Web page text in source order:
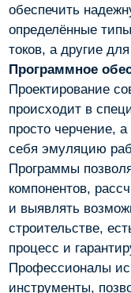
обеспечить
определённые
токов, а другие
Программное
Проектирование
происходит в
просто черчение,
себя эмуляцию
Программы
компонентов,
и выявлять
строительстве,
процесс и
Профессионалы
инструменты,